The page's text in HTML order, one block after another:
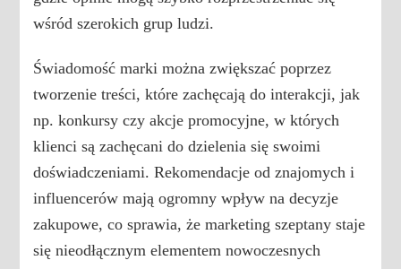
wśród szerokich grup ludzi.
Świadomość marki można zwiększać poprzez
tworzenie treści, które zachęcają do interakcji, jak
np. konkursy czy akcje promocyjne, w których
klienci są zachęcani do dzielenia się swoimi
doświadczeniami. Rekomendacje od znajomych i
influencerów mają ogromny wpływ na decyzje
zakupowe, co sprawia, że marketing szeptany staje
się nieodłącznym elementem nowoczesnych